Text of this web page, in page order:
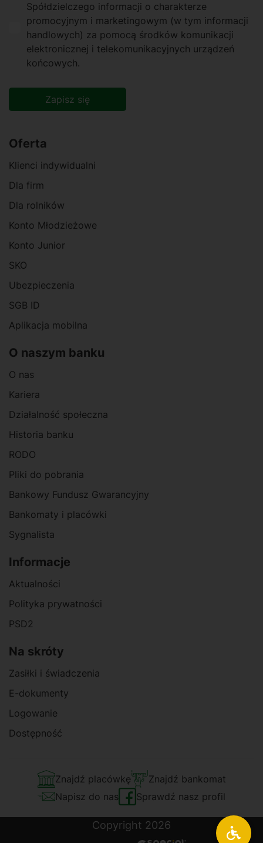
Spółdzielczego informacji o charakterze
promocyjnym i marketingowym (w tym informacji
handlowych) za pomocą środków komunikacji
elektronicznej i telekomunikacyjnych urządzeń
końcowych.
Zapisz się
Oferta
Klienci indywidualni
Dla firm
Dla rolników
Konto Młodzieżowe
Konto Junior
SKO
Ubezpieczenia
SGB ID
Aplikacja mobilna
O naszym banku
O nas
Kariera
Działalność społeczna
Historia banku
RODO
Pliki do pobrania
Bankowy Fundusz Gwarancyjny
Bankomaty i placówki
Sygnalista
Informacje
Aktualności
Polityka prywatności
PSD2
Na skróty
Zasiłki i świadczenia
E-dokumenty
Logowanie
Dostępność
Znajdź placówkę
Znajdź bankomat
Napisz do nas
Sprawdź nasz profil
Copyright 2026